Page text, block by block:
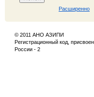
Расширенно
© 2011 АНО АЗИПИ
Регистрационный код,
России - 2